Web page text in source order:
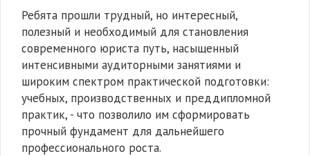
Ребята прошли трудный, но интересный,
полезный и необходимый для становления
современного юриста путь, насыщенный
интенсивными аудиторными занятиями и
широким спектром практической подготовки:
учебных, производственных и преддипломной
практик, - что позволило им сформировать
прочный фундамент для дальнейшего
профессионального роста.